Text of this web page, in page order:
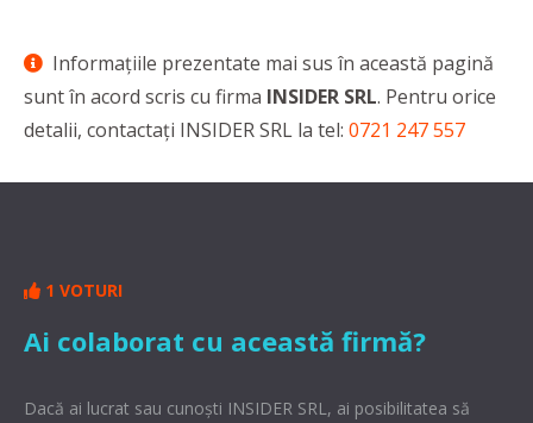
Informaţiile prezentate mai sus în această pagină
sunt în acord scris cu firma INSIDER SRL. Pentru orice
detalii, contactaţi INSIDER SRL la tel: 0721 247 557
1 VOTURI
Ai colaborat cu această firmă?
Dacă ai lucrat sau cunoşti INSIDER SRL, ai posibilitatea să